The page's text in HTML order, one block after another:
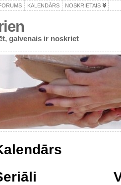
KALENDĀRS NOSKRIETAIS
galvenais ir noskriet